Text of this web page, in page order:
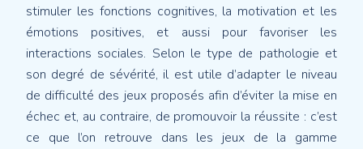
stimuler les fonctions cognitives, la motivation et les
émotions positives, et aussi pour favoriser les
interactions sociales. Selon le type de pathologie et
son degré de sévérité, il est utile d’adapter le niveau
de difficulté des jeux proposés afin d’éviter la mise en
échec et, au contraire, de promouvoir la réussite : c’est
ce que l’on retrouve dans les jeux de la gamme